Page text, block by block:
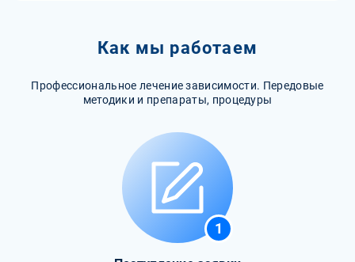
Как мы работаем
Профессиональное лечение зависимости. Передовые
методики и препараты, процедуры
1